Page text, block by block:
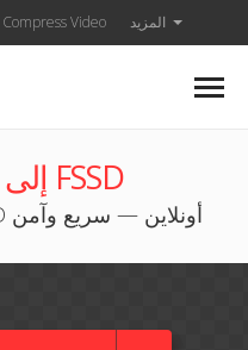
Compress Video المزيد
محوّل SNDT إلى FSSD
حوّل صوت SNDT إلى FSSD أونلاين — سريع وآمن